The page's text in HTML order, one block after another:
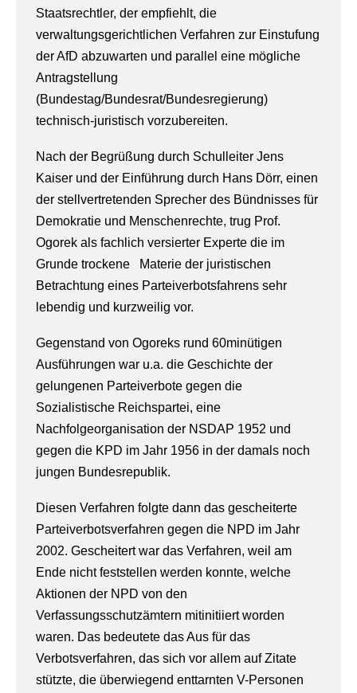
Staatsrechtler, der empfiehlt, die
verwaltungsgerichtlichen Verfahren zur Einstufung
der AfD abzuwarten und parallel eine mögliche
Antragstellung
(Bundestag/Bundesrat/Bundesregierung)
technisch-juristisch vorzubereiten.​
Nach der Begrüßung durch Schulleiter Jens
Kaiser und der Einführung durch Hans Dörr, einen
der stellvertretenden Sprecher des Bündnisses für
Demokratie und Menschenrechte, trug Prof.
Ogorek als fachlich versierter Experte die im
Grunde trockene Materie der juristischen
Betrachtung eines Parteiverbotsfahrens sehr
lebendig und kurzweilig vor.
Gegenstand von Ogoreks rund 60minütigen
Ausführungen war u.a. die Geschichte der
gelungenen Parteiverbote gegen die
Sozialistische Reichspartei, eine
Nachfolgeorganisation der NSDAP 1952 und
gegen die KPD im Jahr 1956 in der damals noch
jungen Bundesrepublik.
Diesen Verfahren folgte dann das gescheiterte
Parteiverbotsverfahren gegen die NPD im Jahr
2002. Gescheitert war das Verfahren, weil am
Ende nicht feststellen werden konnte, welche
Aktionen der NPD von den
Verfassungsschutzämtern mitinitiiert worden
waren. Das bedeutete das Aus für das
Verbotsverfahren, das sich vor allem auf Zitate
stützte, die überwiegend enttarnten V-Personen